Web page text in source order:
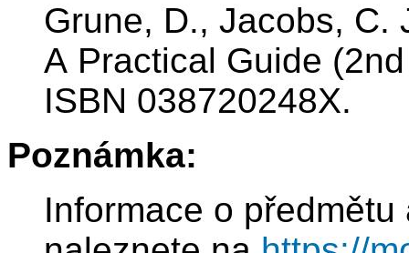
Grune, D., Jacobs, C.
A Practical Guide
ISBN 038720248X.
Poznámka:
Informace o